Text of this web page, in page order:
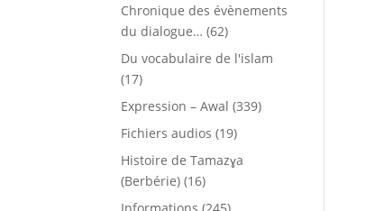
Chronique des évènements
du dialogue… (62)
Du vocabulaire de l'islam
(17)
Expression – Awal (339)
Fichiers audios (19)
Histoire de Tamazɣa
(Berbérie) (16)